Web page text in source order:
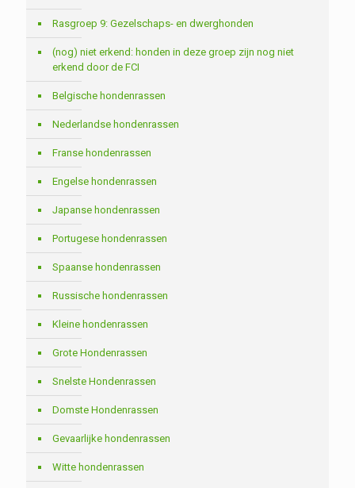
Rasgroep 9: Gezelschaps- en dwerghonden
(nog) niet erkend: honden in deze groep zijn nog niet
erkend door de FCI
Belgische hondenrassen
Nederlandse hondenrassen
Franse hondenrassen
Engelse hondenrassen
Japanse hondenrassen
Portugese hondenrassen
Spaanse hondenrassen
Russische hondenrassen
Kleine hondenrassen
Grote Hondenrassen
Snelste Hondenrassen
Domste Hondenrassen
Gevaarlijke hondenrassen
Witte hondenrassen